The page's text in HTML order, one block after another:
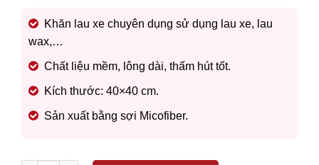
was:
50.000 ₫.
price
is:
45.000 ₫.
Khăn lau xe chuyên dụng sử dụng lau xe, lau
wax,…
Chất liệu mềm, lông dài, thấm hút tốt.
Kích thước: 40×40 cm.
Sản xuất bằng sợi Micofiber.